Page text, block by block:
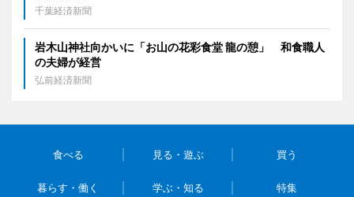
千葉経済新聞
岩木山神社向かいに「お山の花彩食堂 龍の憩」 和食職人
の夫婦が経営
弘前経済新聞
食べる 見る・遊ぶ 買う
暮らす・働く 学ぶ・知る 特集